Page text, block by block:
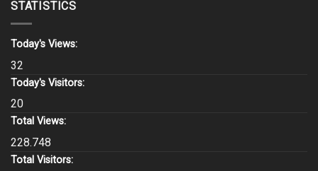
STATISTICS
Today's Views:
32
Today's Visitors:
20
Total Views:
228.748
Total Visitors: